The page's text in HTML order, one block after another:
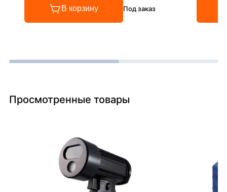
В корзину Под заказ
Просмотренные товары